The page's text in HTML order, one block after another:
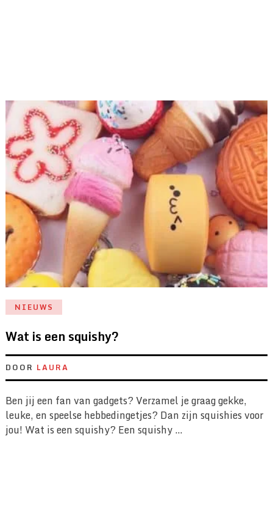
NIEUWS
Wat is een squishy?
DOOR LAURA
Ben jij een fan van gadgets? Verzamel je graag gekke,
leuke, en speelse hebbedingetjes? Dan zijn squishies voor
jou! Wat is een squishy? Een squishy …